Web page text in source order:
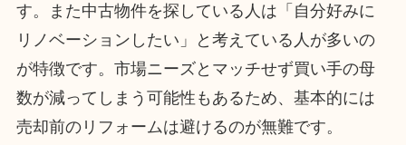
す。また中古物件を探している人は「自分好みに
リノベーションしたい」と考えている人が多いの
が特徴です。市場ニーズとマッチせず買い手の母
数が減ってしまう可能性もあるため、基本的には
売却前のリフォームは避けるのが無難です。